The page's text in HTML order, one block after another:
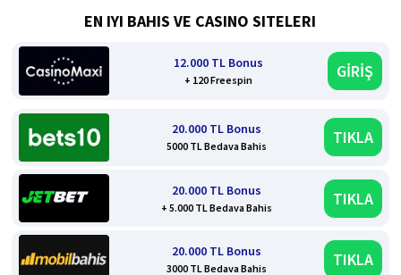
EN IYI BAHIS VE CASINO SITELERI
12.000 TL Bonus
+ 120 Freespin GİRİŞ
20.000 TL Bonus
5000 TL Bedava Bahis TIKLA
20.000 TL Bonus
+ 5.000 TL Bedava Bahis TIKLA
20.000 TL Bonus
3000 TL Bedava Bahis TIKLA